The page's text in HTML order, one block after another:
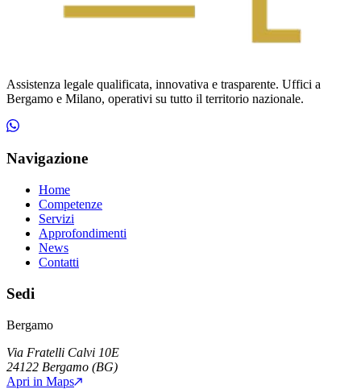
Assistenza legale qualificata, innovativa e trasparente. Uffici a
Bergamo e Milano, operativi su tutto il territorio nazionale.
Navigazione
Home
Competenze
Servizi
Approfondimenti
News
Contatti
Sedi
Bergamo
Via Fratelli Calvi 10E
24122 Bergamo (BG)
Apri in Maps